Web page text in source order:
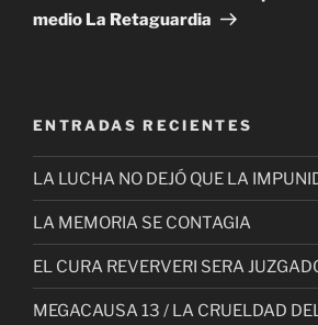
medio La Retaguardia
ENTRADAS RECIENTES
LA LUCHA NO DEJÓ QUE LA
LA MEMORIA SE CONTAGIA
EL CURA REVERVERI SERA
MEGACAUSA 13 / LA CRUELDAD